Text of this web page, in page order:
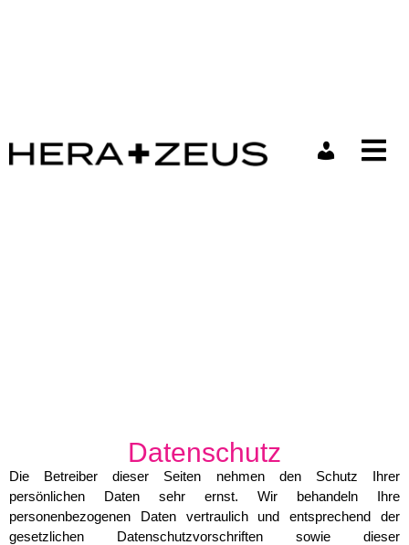
Mein
Datenschutz
Die Betreiber dieser Seiten nehmen den Schutz Ihrer
persönlichen Daten sehr ernst. Wir behandeln Ihre
personenbezogenen Daten vertraulich und entsprechend der
gesetzlichen Datenschutzvorschriften sowie dieser